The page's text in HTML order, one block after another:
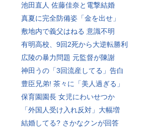
池田直人 佐藤佳奈と電撃結婚
真夏に完全防備姿「金を出せ」
敷地内で義父はねる 意識不明
有明高校、9回2死から大逆転勝利
広陵の暴力問題 元監督が陳謝
神田うの「3回流産してる」告白
豊臣兄弟! 茶々に「美人過ぎる」
保育園園長 女児にわいせつか
「外国人受け入れ反対」大幅増
結婚してる? さかなクンが回答